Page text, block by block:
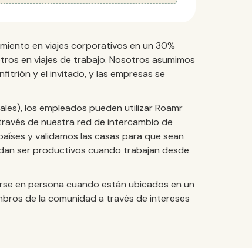
en viajes corporativos en un 30%
en viajes de trabajo. Nosotros asumimos
y el invitado, y las empresas se
los empleados pueden utilizar Roamr
de nuestra red de intercambio de
y validamos las casas para que sean
ser productivos cuando trabajan desde
en persona cuando están ubicados en un
de la comunidad a través de intereses